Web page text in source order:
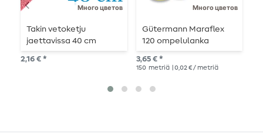
Много цветов
Takin vetoketju
jaettavissa 40 cm
2,16 € *
Много цветов
Gütermann Maraflex
120 ompelulanka
elastisiin saumoihin -
150 m
3,65 € *
150 metriä | 0,02 € / metriä